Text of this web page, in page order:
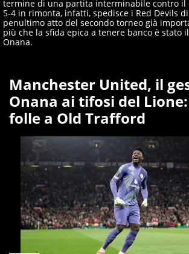
termine di una partita interminabile contro il
5-4 in rimonta, infatti, spedisce i Red Devils
penultimo atto del secondo torneo già
più che la sfida epica a tenere banco è stato
Onana.
Manchester United, il
Onana ai tifosi del
folle a Old Trafford